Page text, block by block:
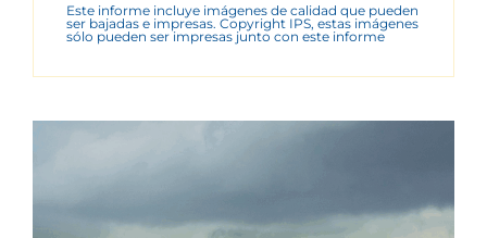
Este informe incluye imágenes de calidad que pueden
ser bajadas e impresas. Copyright IPS, estas imágenes
sólo pueden ser impresas junto con este informe